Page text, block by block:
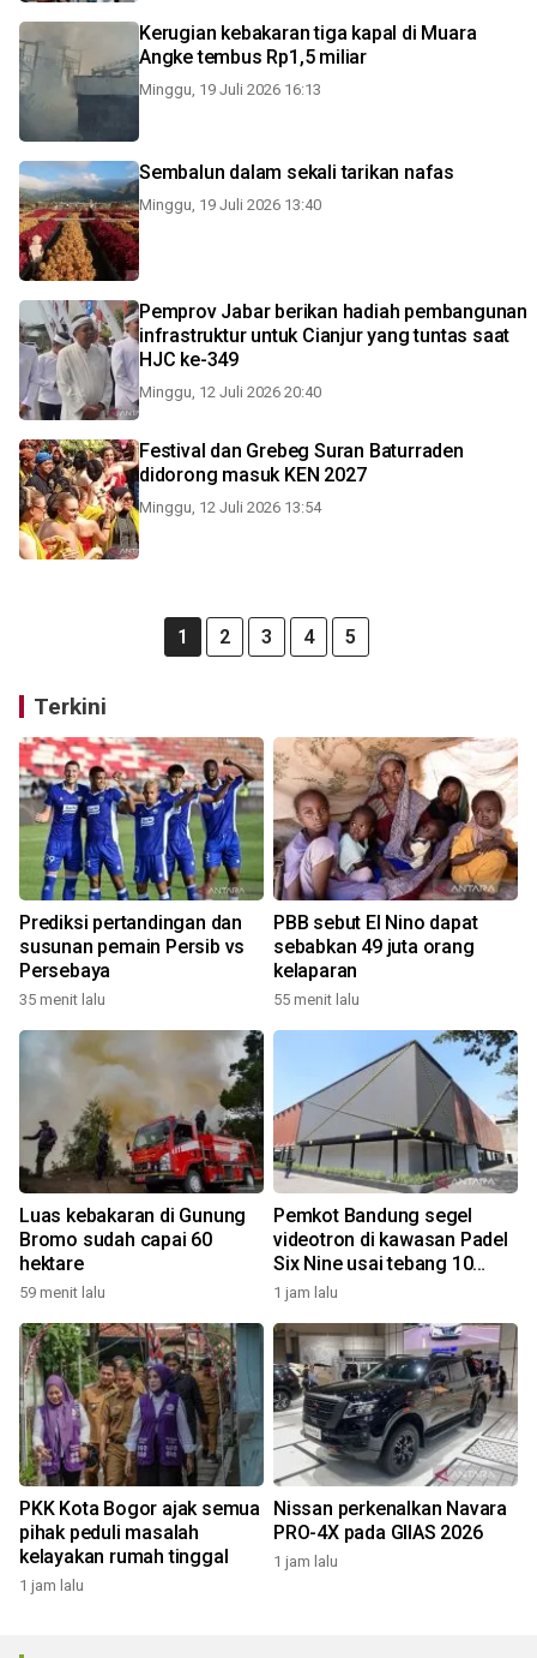
Kerugian kebakaran tiga kapal di Muara
Angke tembus Rp1,5 miliar
Minggu, 19 Juli 2026 16:13
Sembalun dalam sekali tarikan nafas
Minggu, 19 Juli 2026 13:40
Pemprov Jabar berikan hadiah pembangunan
infrastruktur untuk Cianjur yang tuntas saat
HJC ke-349
Minggu, 12 Juli 2026 20:40
Festival dan Grebeg Suran Baturraden
didorong masuk KEN 2027
Minggu, 12 Juli 2026 13:54
1 2 3 4 5
Terkini
Prediksi pertandingan dan
susunan pemain Persib vs
Persebaya
35 menit lalu
PBB sebut El Nino dapat
sebabkan 49 juta orang
kelaparan
55 menit lalu
Luas kebakaran di Gunung
Bromo sudah capai 60
hektare
59 menit lalu
Pemkot Bandung segel
videotron di kawasan Padel
Six Nine usai tebang 10
pohon
1 jam lalu
PKK Kota Bogor ajak semua
pihak peduli masalah
kelayakan rumah tinggal
1 jam lalu
Nissan perkenalkan Navara
PRO-4X pada GIIAS 2026
1 jam lalu